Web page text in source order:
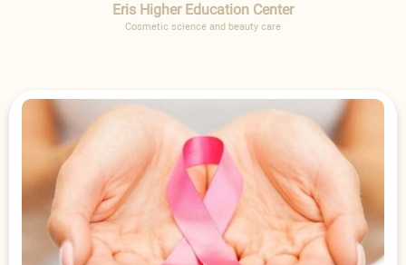
Eris Higher Education Center
Cosmetic science and beauty care